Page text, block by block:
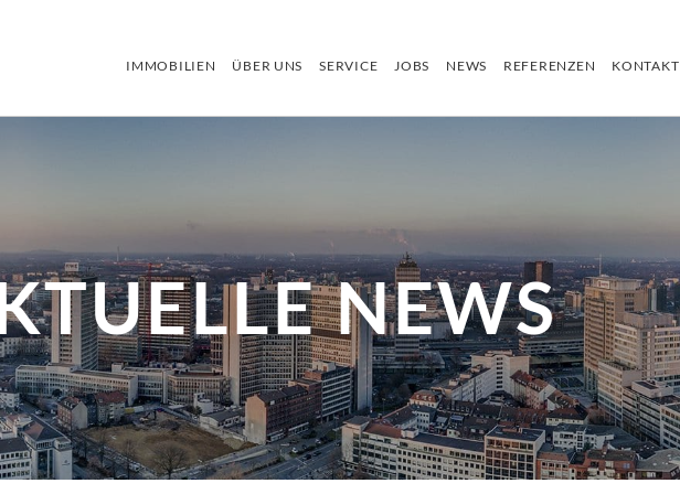
IMMOBILIEN ÜBER UNS SERVICE JOBS NEWS REFERENZEN KONTAKT
NEWS